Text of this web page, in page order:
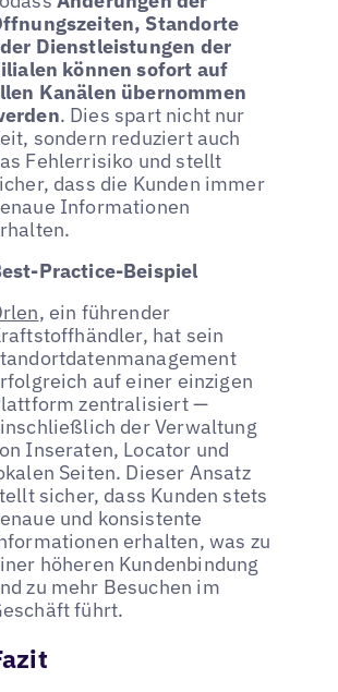
Standorte
Dienstleistungen der
können sofort auf
Kanälen übernommen
. Dies spart nicht nur
sondern reduziert auch
Fehlerrisiko und stellt
dass die Kunden immer
Informationen
Practice-Beispiel
, ein führender
hat sein
auf einer einzigen
zentralisiert —
der Verwaltung
Inseraten, Locator und
Seiten. Dieser Ansatz
sicher, dass Kunden stets
und konsistente
erhalten, was zu
höheren Kundenbindung
zu mehr Besuchen im
führt.